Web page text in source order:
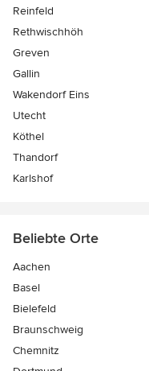
Reinfeld
Rethwischhöh
Greven
Gallin
Wakendorf Eins
Utecht
Köthel
Thandorf
Karlshof
Beliebte Orte
Aachen
Basel
Bielefeld
Braunschweig
Chemnitz